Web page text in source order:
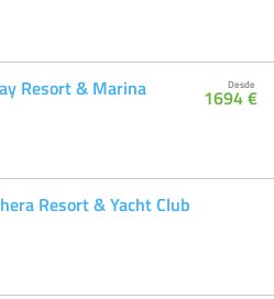
Resort & Marina Desde
1694 €
Resort & Yacht Club